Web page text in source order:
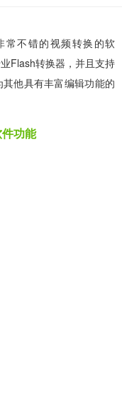
常不错的视频转换的软
Flash转换器，并且支持
他具有丰富编辑功能的
功能